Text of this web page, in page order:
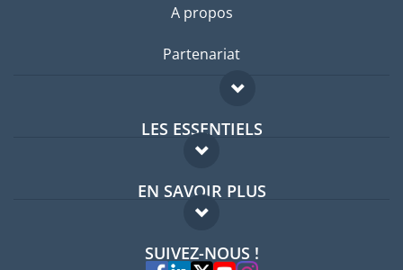
A propos
Partenariat
LES ESSENTIELS
Forum expatriés
Guides pays
EN SAVOIR PLUS
FAQ
Experts
SUIVEZ-NOUS !